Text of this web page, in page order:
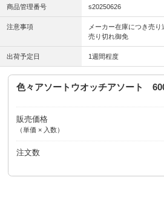
商品管理番号 s20250626
注意事項
メーカー在庫につき売り
売り切れ御免
出荷予定日 1週間程度
色々アソートウオッチアソート
販売価格
（単価 × 入数）
注文数